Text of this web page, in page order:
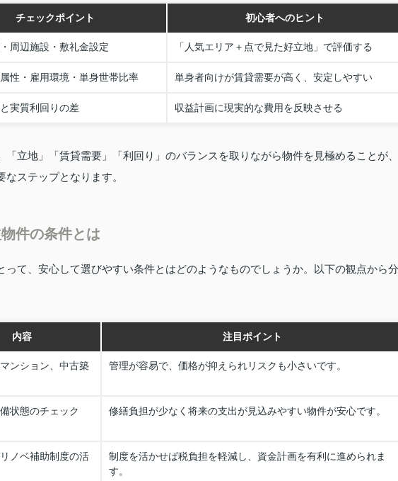
チェックポイント 初心者へのヒント
周辺施設・敷礼金設定 「人気エリア＋点で見た好立地」で評価する
性・雇用環境・単身世帯比率 単身者向けが賃貸需要が高く、安定しやすい
実質利回りの差 収益計画に現実的な費用を反映させる
「立地」「賃貸需要」「利回り」のバランスを取りながら物件を見極めることが、
ステップとなります。
件の条件とは
って、安心して選びやすい条件とはどのようなものでしょうか。以下の観点から分
内容 注目ポイント
ンション、中古築
管理が容易で、価格が抑えられリスクも小さいです。
状態のチェック 修繕負担が少なく将来の支出が見込みやすい物件が安心です。
ノベ補助制度の活
制度を活かせば税負担を軽減し、資金計画を有利に進められま
す。